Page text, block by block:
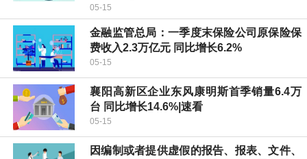
05-15
金融监管总局：一季度末保险公司原保险保
费收入2.3万亿元 同比增长6.2%
05-15
襄阳高新区企业东风康明斯首季销量6.4万
台 同比增长14.6%|速看
05-15
因编制或者提供虚假的报告、报表、文件、